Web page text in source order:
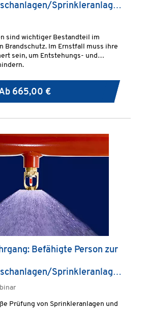
Sprinkleranlagen
sind wichtiger Bestandteil im
Brandschutz. Im Ernstfall muss ihre
sein, um Entstehungs- und
665,00 €
Befähigte Person zur
Sprinkleranlagen
Prüfung von Sprinkleranlagen und